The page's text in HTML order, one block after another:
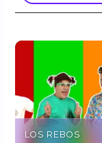
LOS REBOS